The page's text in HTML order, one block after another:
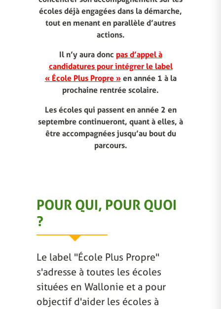
écoles déjà engagées dans la démarche,
tout en menant en parallèle d’autres
actions.
Il n’y aura donc pas d’appel à
candidatures pour intégrer le label
« École Plus Propre »en année 1 à la
prochaine rentrée scolaire.
Les écoles qui passent en année 2 en
septembre continueront, quant à elles, à
être accompagnées jusqu’au bout du
parcours.
POUR QUI, POUR QUOI
?
Le label "École Plus Propre"
s'adresse à toutes les écoles
situées en Wallonie et a pour
objectif d'aider les écoles à